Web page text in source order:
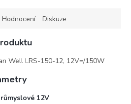
Hodnocení Diskuze
Well LRS-150-12, 12V=/150W
12V